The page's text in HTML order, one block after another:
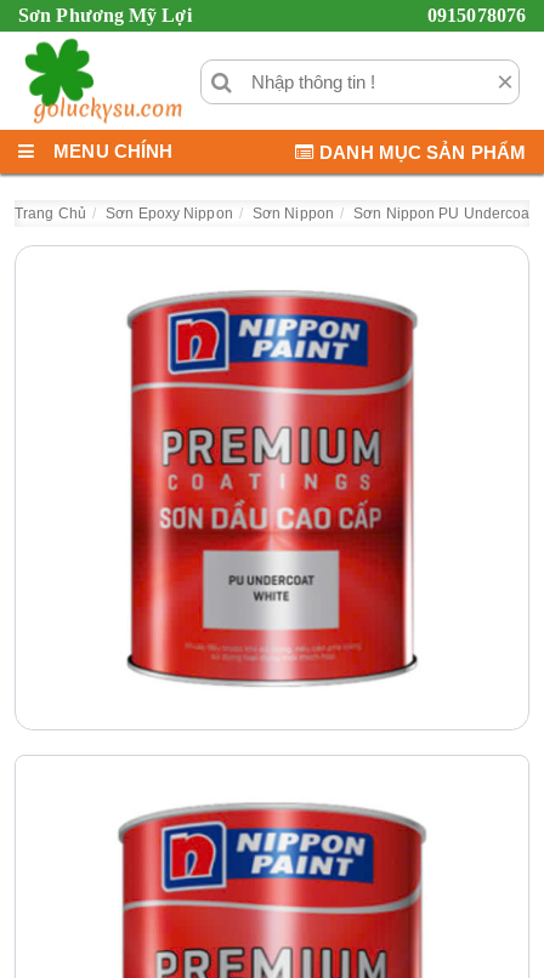
Sơn Phương Mỹ Lợi 0915078076
×
MENU CHÍNH DANH MỤC SẢN PHẨM
Trang Chủ Sơn Epoxy Nippon Sơn Nippon Sơn Nippon PU Undercoat